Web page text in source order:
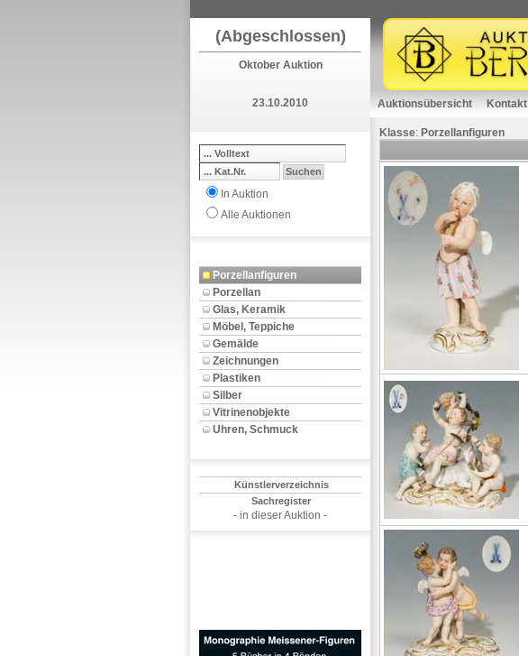
(Abgeschlossen)
Oktober Auktion
23.10.2010
In Auktion
Alle Auktionen
Porzellanfiguren
Porzellan
Glas, Keramik
Möbel, Teppiche
Gemälde
Zeichnungen
Plastiken
Silber
Vitrinenobjekte
Uhren, Schmuck
Künstlerverzeichnis
Sachregister
- in dieser Auktion -
Auktionsübersicht Kontakt
Klasse: Porzellanfiguren